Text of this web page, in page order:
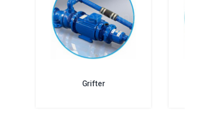
Grifter